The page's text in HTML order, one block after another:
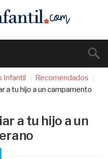
Infantil
Recomendados
a tu hijo a un campamento
a tu hijo a un